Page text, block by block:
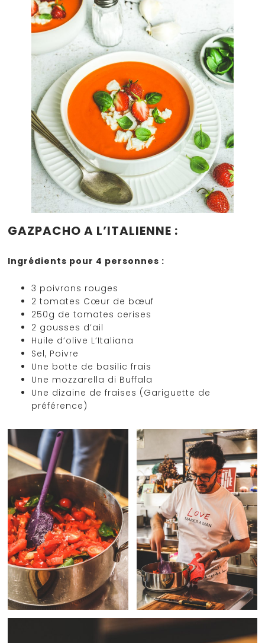
GAZPACHO A L’ITALIENNE :
Ingrédients pour 4 personnes :
3 poivrons rouges
2 tomates Cœur de bœuf
250g de tomates cerises
2 gousses d’ail
Huile d’olive L’Italiana
Sel, Poivre
Une botte de basilic frais
Une mozzarella di Buffala
Une dizaine de fraises (Gariguette de
préférence)